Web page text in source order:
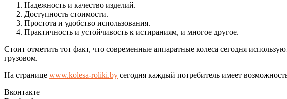
Надежность и качество изделий.
Доступность стоимости.
Простота и удобство использования.
Практичность и устойчивость к истираниям, и многое другое.
Стоит отметить тот факт, что современные аппаратные колеса сегодня
грузовом.
На странице www.kolesa-roliki.by сегодня каждый потребитель имеет
Вконтакте